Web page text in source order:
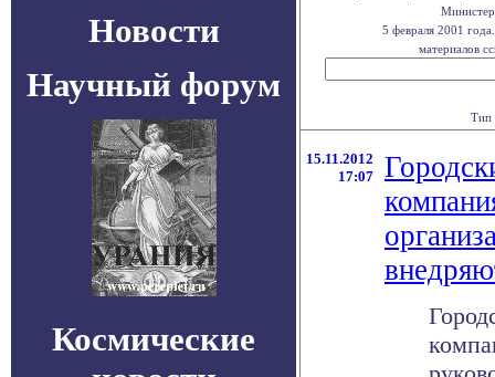
Новости
Научный форум
Космические
5 февраля 2001
материалов
Тип
15.11.2012
17:07